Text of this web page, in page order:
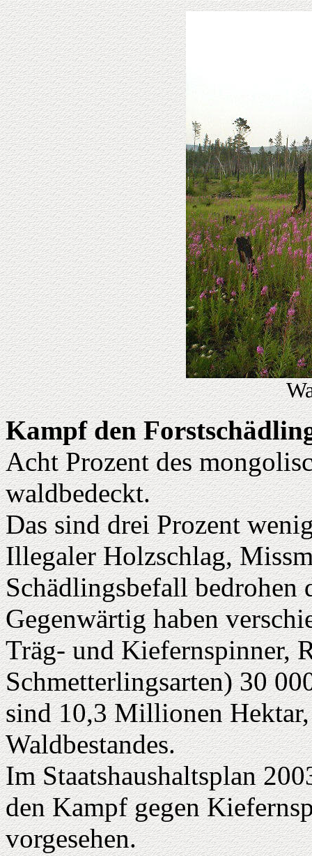
Kampf den
Acht Prozent des
waldbedeckt.
Das sind drei Prozent
Illegaler Holzschlag,
Schädlingsbefall bedrohen
Gegenwärtig haben
Träg- und Kiefernspinner,
Schmetterlingsarten) 30
sind 10,3 Millionen Hektar,
Waldbestandes.
Im Staatshaushaltsplan
den Kampf gegen
vorgesehen.